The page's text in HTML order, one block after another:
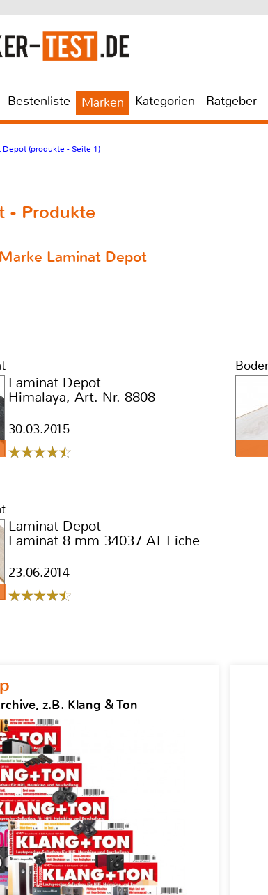
Bestenliste Marken Kategorien Ratgeber
Depot (produkte - Seite 1)
- Produkte
Laminat Depot
Laminat Depot
Himalaya, Art.-Nr. 8808
30.03.2015
Laminat Depot
Laminat 8 mm 34037 AT Eiche
23.06.2014
z.B. Klang & Ton